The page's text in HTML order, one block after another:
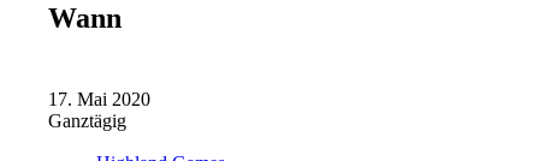
Wann
17. Mai 2020
Ganztägig